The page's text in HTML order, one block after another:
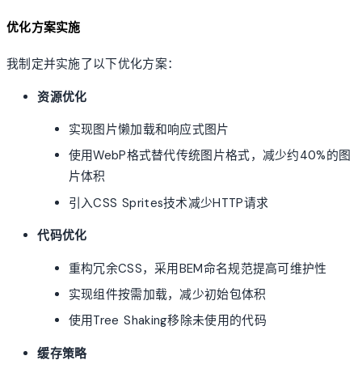
优化方案实施
我制定并实施了以下优化方案：
资源优化
实现图片懒加载和响应式图片
使用WebP格式替代传统图片格式，减少约40%的图
片体积
引入CSS Sprites技术减少HTTP请求
代码优化
重构冗余CSS，采用BEM命名规范提高可维护性
实现组件按需加载，减少初始包体积
使用Tree Shaking移除未使用的代码
缓存策略